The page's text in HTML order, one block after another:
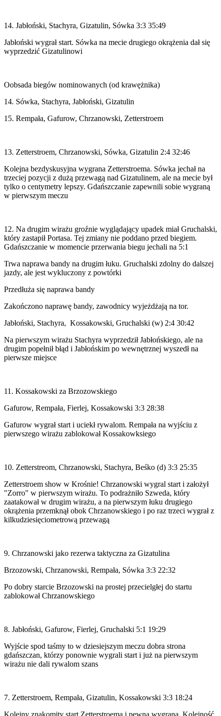
14. Jabłoński, Stachyra, Gizatulin, Sówka 3:3 35:49
Jabłoński wygrał start. Sówka na mecie drugiego okrążenia dał się
wyprzedzić Gizatulinowi
Oobsada biegów nominowanych (od krawężnika)
14. Sówka, Stachyra, Jabłoński, Gizatulin
15. Rempała, Gafurow, Chrzanowski, Zetterstroem
13. Zetterstroem, Chrzanowski, Sówka, Gizatulin 2:4 32:46
Kolejna bezdyskusyjna wygrana Zetterstroema. Sówka jechał na
trzeciej pozycji z dużą przewagą nad Gizatulinem, ale na mecie był
tylko o centymetry lepszy. Gdańszczanie zapewnili sobie wygraną
w pierwszym meczu
12. Na drugim wirażu groźnie wyglądający upadek miał Gruchalski,
który zastapił Portasa. Tej zmiany nie poddano przed biegiem.
Gdańszczanie w momencie przerwania biegu jechali na 5:1
Trwa naprawa bandy na drugim łuku. Gruchalski zdolny do dalszej
jazdy, ale jest wykluczony z powtórki
Przedłuża się naprawa bandy
Zakończono naprawę bandy, zawodnicy wyjeżdżają na tor.
Jabłoński, Stachyra, Kossakowski, Gruchalski (w) 2:4 30:42
Na pierwszym wirażu Stachyra wyprzedził Jabłońskiego, ale na
drugim popełnił błąd i Jabłońskim po wewnętrznej wyszedł na
pierwsze miejsce
11. Kossakowski za Brzozowskiego
Gafurow, Rempała, Fierlej, Kossakowski 3:3 28:38
Gafurow wygrał start i uciekł rywalom. Rempała na wyjściu z
pierwszego wirażu zablokował Kossakowksiego
10. Zetterstreom, Chrzanowski, Stachyra, Beśko (d) 3:3 25:35
Zetterstroem show w Krośnie! Chrzanowski wygral start i założył
"Zorro" w pierwszym wirażu. To podrażniło Szweda, który
zaatakował w drugim wirażu, a na pierwszym łuku drugiego
okrążenia przemknął obok Chrzanowskiego i po raz trzeci wygrał z
kilkudziesięciometrową przewagą
9. Chrzanowski jako rezerwa taktyczna za Gizatulina
Brzozowski, Chrzanowski, Rempała, Sówka 3:3 22:32
Po dobry starcie Brzozowski na prostej przecielgłej do startu
zablokował Chrzanowskiego
8. Jabłoński, Gafurow, Fierlej, Gruchalski 5:1 19:29
Wyjście spod taśmy to w dziesiejszym meczu dobra strona
gdańszczan, którzy ponownie wygrali start i już na pierwszym
wirażu nie dali rywalom szans
7. Zetterstroem, Rempała, Gizatulin, Kossakowski 3:3 18:24
Kolejny znakomity start Zetterstroema i pewna wygrana. Kolejność